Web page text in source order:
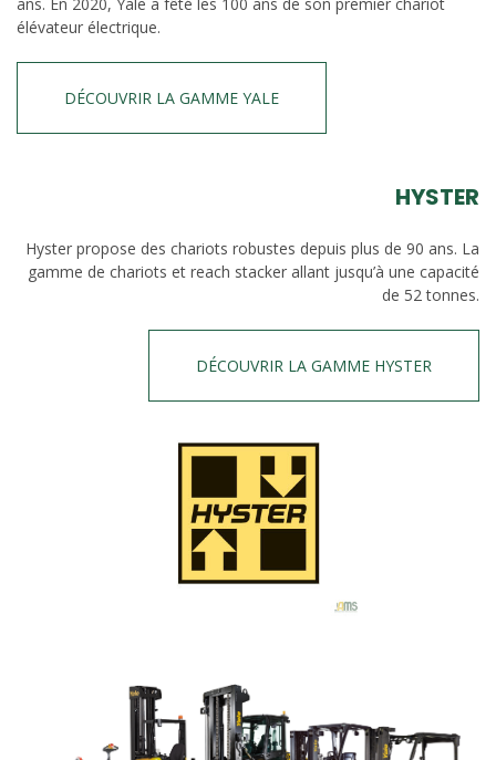
élévateur électrique.
DÉCOUVRIR LA GAMME YALE
HYSTER
Hyster propose des chariots robustes depuis plus de 90 ans. La
gamme de chariots et reach stacker allant jusqu’à une capacité
de 52 tonnes.
DÉCOUVRIR LA GAMME HYSTER